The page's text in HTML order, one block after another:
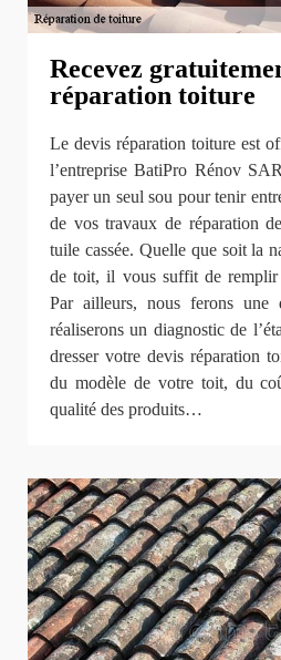
Recevez
réparation toiture
Le devis réparation toiture est
l’entreprise BatiPro Rénov
payer un seul sou pour tenir
de vos travaux de réparation
tuile cassée. Quelle que soit la
de toit, il vous suffit de
Par ailleurs, nous ferons une
réaliserons un diagnostic de
dresser votre devis réparation
du modèle de votre toit, du
qualité des produits…